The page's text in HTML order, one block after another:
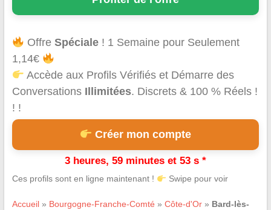
OffreSpéciale ! 1 Semaine pour Seulement
1,14€
Accède aux Profils Vérifiés et Démarre des
Conversations Illimitées. Discrets & 100 % Réels !
! !
Créer mon compte
3 heures, 59 minutes et 53 s *
Ces profils sont en ligne maintenant ! Swipe pour voir
Accueil» Bourgogne-Franche-Comté » Côte-d'Or» Bard-lès-